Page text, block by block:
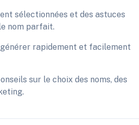
sélectionnées et des astuces
nom parfait.
rapidement et facilement
sur le choix des noms, des